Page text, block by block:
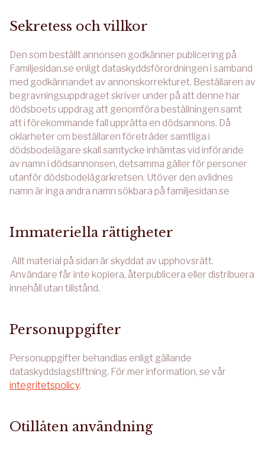
Sekretess och villkor
Den som beställt annonsen godkänner publicering på
Familjesidan.se enligt dataskyddsförordningen i samband
med godkännandet av annonskorrekturet. Beställaren av
begravningsuppdraget skriver under på att denne har
dödsboets uppdrag att genomföra beställningen samt
att i förekommande fall upprätta en dödsannons. Då
oklarheter om beställaren företräder samtliga i
dödsbodelägare skall samtycke inhämtas vid införande
av namn i dödsannonsen, detsamma gäller för personer
utanför dödsbodelägarkretsen. Utöver den avlidnes
namn är inga andra namn sökbara på familjesidan.se
Immateriella rättigheter
Allt material på sidan är skyddat av upphovsrätt.
Användare får inte kopiera, återpublicera eller distribuera
innehåll utan tillstånd.
Personuppgifter
Personuppgifter behandlas enligt gällande
dataskyddslagstiftning. För mer information, se vår
integritetspolicy.
Otillåten användning